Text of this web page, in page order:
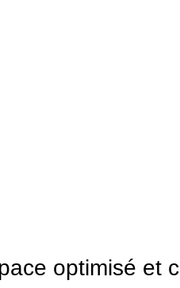
optimisé et